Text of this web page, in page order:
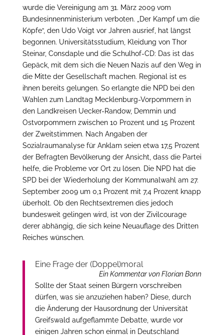
wurde die Vereinigung am 31. März 2009 vom
Bundesinnenministerium verboten. „Der Kampf um die
Köpfe“, den Udo Voigt vor Jahren ausrief, hat längst
begonnen. Universitätsstudium, Kleidung von Thor
Steinar, Consdaple und die Schulhof-CD: Das ist das
Gepäck, mit dem sich die Neuen Nazis auf den Weg in
die Mitte der Gesellschaft machen. Regional ist es
ihnen bereits gelungen. So erlangte die NPD bei den
Wahlen zum Landtag Mecklenburg-Vorpommern in
den Landkreisen Uecker-Randow, Demmin und
Ostvorpommern zwischen 10 Prozent und 15 Prozent
der Zweitstimmen. Nach Angaben der
Sozialraumanalyse für Anklam seien etwa 17,5 Prozent
der Befragten Bevölkerung der Ansicht, dass die Partei
helfe, die Probleme vor Ort zu lösen. Die NPD hat die
SPD bei der Wiederholung der Kommunalwahl am 27.
September 2009 um 0,1 Prozent mit 7,4 Prozent knapp
überholt. Ob den Rechtsextremen dies jedoch
bundesweit gelingen wird, ist von der Zivilcourage
derer abhängig, die sich keine Neuauflage des Dritten
Reiches wünschen.
Eine Frage der (Doppel)moral
Ein Kommentar von Florian Bonn
Sollte der Staat seinen Bürgern vorschreiben
dürfen, was sie anzuziehen haben? Diese, durch
die Änderung der Hausordnung der Universität
Greifswald aufgeflammte Debatte, wurde vor
einigen Jahren schon einmal in Deutschland